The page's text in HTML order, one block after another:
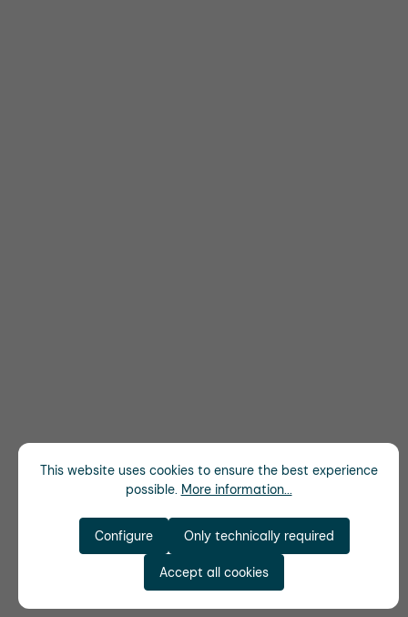
This website uses cookies to ensure the best experience
possible. More information...
Only technically required
Configure
Accept all cookies